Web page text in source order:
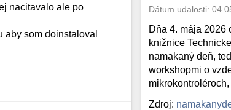
nacitavalo ale po
aby som doinstaloval
Dátum udalosti:
Dňa 4. mája 2026
knižnice
namakaný deň,
workshopmi o
Zdroj: